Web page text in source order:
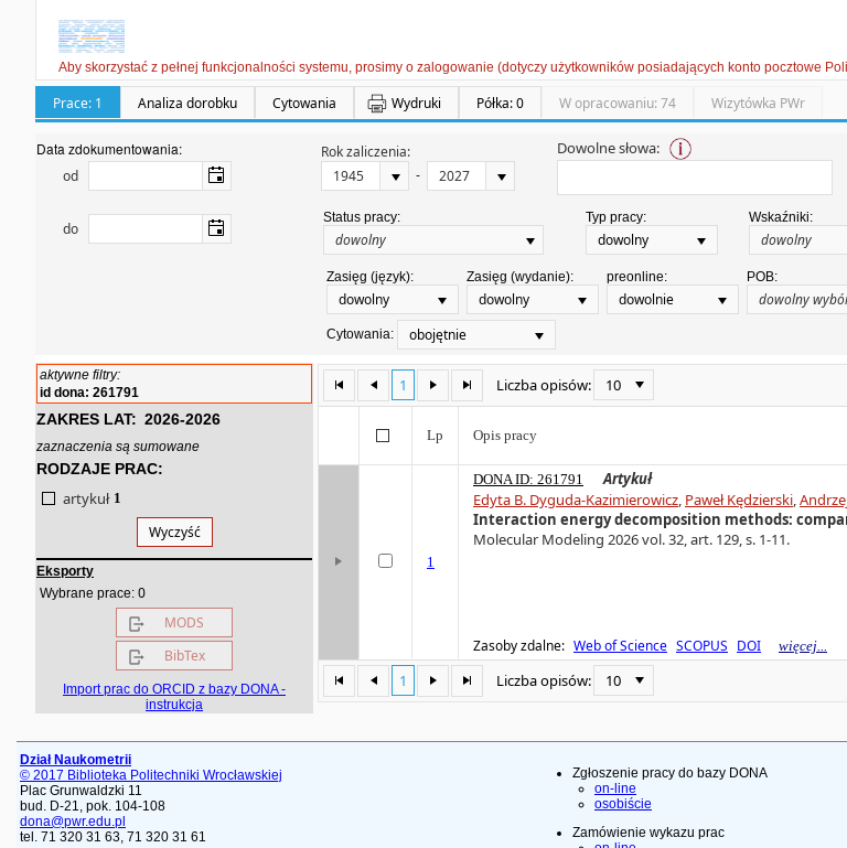
Aby skorzystać z pełnej funkcjonalności systemu, prosimy o zalogowanie (dotyczy użytkowników posiadających konto pocztowe
Prace: 1 Analiza dorobku Cytowania Wydruki Półka: 0 W opracowaniu: 74 Wizytówka PWr
Data zdokumentowania:
od
Rok zaliczenia:
-
Dowolne słowa:
do
Status pracy: Typ pracy:
dowolny
Wskaźniki:
Zasięg (język):
dowolny
Zasięg (wydanie):
dowolny
preonline:
dowolnie
POB:
Cytowania: obojętnie
aktywne filtry:
id dona: 261791
ZAKRES LAT: 2026-2026
zaznaczenia są sumowane
RODZAJE PRAC:
artykuł 1
Wyczyść
Eksporty
Wybrane prace: 0
MODS
BibTex
Import prac do ORCID z bazy DONA -
instrukcja
1 Liczba opisów: 10
Lp Opis pracy
1 Liczba opisów: 10
1
DONA ID: 261791 Artykuł
Edyta B. Dyguda-Kazimierowicz, Paweł Kędzierski,
Interaction energy decomposition methods:
Molecular Modeling 2026 vol. 32, art. 129, s. 1-11.
Zasoby zdalne: Web of Science SCOPUS DOI więcej...
Dział Naukometrii
© 2017 Biblioteka Politechniki Wrocławskiej
Plac Grunwaldzki 11
bud. D-21, pok. 104-108
dona@pwr.edu.pl
tel. 71 320 31 63, 71 320 31 61
Zgłoszenie pracy do bazy DONA
on-line
osobiście
Zamówienie wykazu prac